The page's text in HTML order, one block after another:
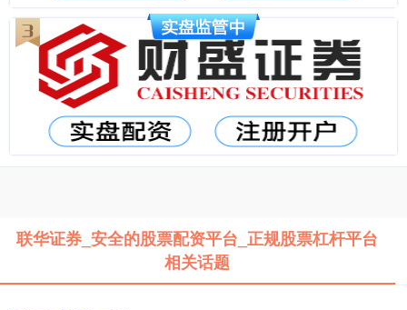
联华证券_安全的股票配资平台_正规股票杠杆平台
相关话题